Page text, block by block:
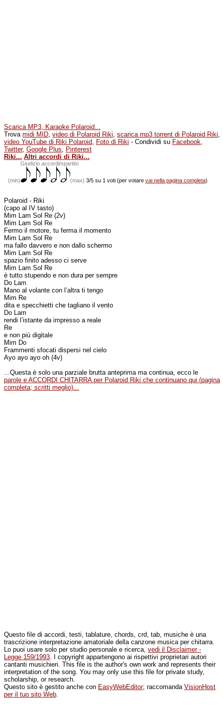
Scarica MP3, Karaoke Polaroid...
Trova midi MID, video di Polaroid Riki, scarica mp3 torrent di Polaroid Riki,
video YouTube di Riki Polaroid, Foto di Riki - Condividi su Facebook,
Twitter, Google Plus, Pinterest
Riki... Altri accordi di Riki...
Giudizio accordi/spartito
(min) (max) 3/5 su 1 voti (per votare vai nella pagina completa)
Polaroid - Riki
(capo al IV tasto)
Mim Lam Sol Re (2v)
Mim Lam Sol Re
Fermo il motore, tu ferma il momento
Mim Lam Sol Re
ma fallo davvero e non dallo schermo
Mim Lam Sol Re
spazio finito adesso ci serve
Mim Lam Sol Re
è tutto stupendo e non dura per sempre
Do Lam
Mano al volante con l’altra ti tengo
Mim Re
dita e specchietti che tagliano il vento
Do Lam
rendi l’istante da impresso a reale
Re
e non più digitale
Mim Do
Frammenti sfocati dispersi nel cielo
Ayo ayo ayo oh (4v)
...Questa è solo una parziale brutta anteprima ma continua, ecco le
parole e ACCORDI CHITARRA per Polaroid Riki che continuano qui (pagina
completa; scritti meglio)...
Questo file di accordi, testi, tablature, chords, crd, tab, musiche è una
trascrizione interpretazione amatoriale della canzone musica per chitarra.
Lo puoi usare solo per studio personale e ricerca, vedi il Disclaimer -
Legge 159/1993. I copyright appartengono ai rispettivi proprietari autori
cantanti musichieri. This file is the author's own work and represents their
interpretation of the song. You may only use this file for private study,
scholarship, or research.
Questo sito è gestito anche con EasyWebEditor; raccomanda VisionHost
per il tuo sito Web.